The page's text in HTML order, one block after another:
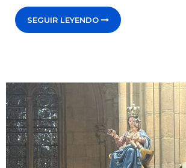
SEGUIR LEYENDO